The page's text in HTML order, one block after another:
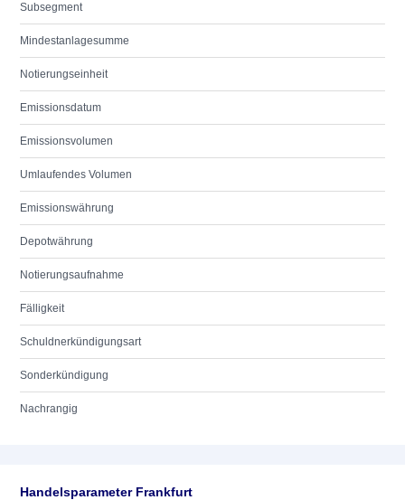
Subsegment
Mindestanlagesumme
Notierungseinheit
Emissionsdatum
Emissionsvolumen
Umlaufendes Volumen
Emissionswährung
Depotwährung
Notierungsaufnahme
Fälligkeit
Schuldnerkündigungsart
Sonderkündigung
Nachrangig
Handelsparameter Frankfurt